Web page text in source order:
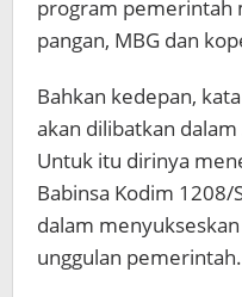
program pemerintah
pangan, MBG dan
Bahkan kedepan,
akan dilibatkan dalam
Untuk itu dirinya
Babinsa Kodim 1208/
dalam
unggulan pemerintah.